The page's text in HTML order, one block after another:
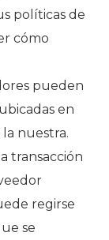
políticas de
cómo
pueden
en
nuestra.
transacción
regirse
se